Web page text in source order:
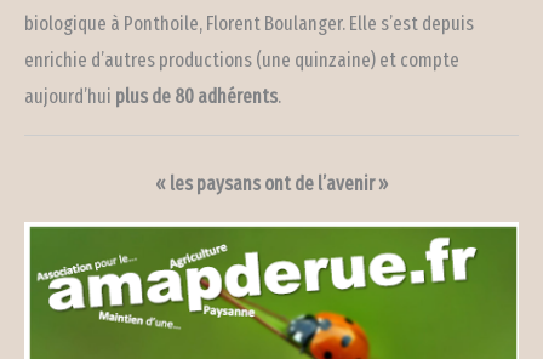
biologique à Ponthoile, Florent Boulanger. Elle s’est depuis
enrichie d’autres productions (une quinzaine) et compte
aujourd’hui plus de 80 adhérents.
« les paysans ont de l’avenir »